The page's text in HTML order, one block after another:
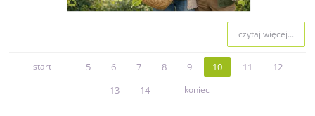
czytaj więcej...
start 5 6 7 8 9 10 11
12
13
14 koniec